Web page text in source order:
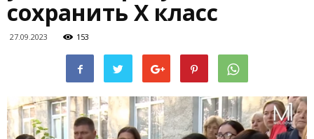
сохранить Х класс
27.09.2023 153